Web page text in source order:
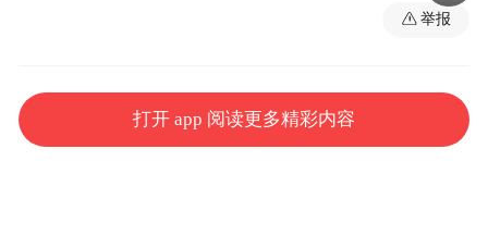
国的举措中受益。非洲的出口商需要更加完
善的国家质量体系，并更好地与国际标准接
举报
打开 app 阅读更多精彩内容